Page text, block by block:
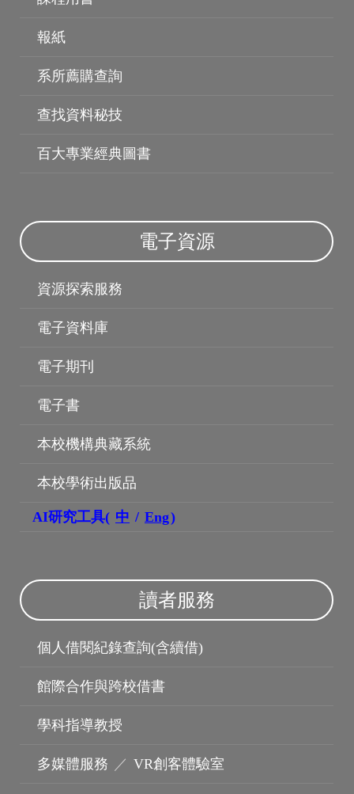
報紙
系所薦購查詢
查找資料秘技
百大專業經典圖書
電子資源
資源探索服務
電子資料庫
電子期刊
電子書
本校機構典藏系統
本校學術出版品
AI研究工具( 中 / Eng)
讀者服務
個人借閱紀錄查詢(含續借)
館際合作與跨校借書
學科指導教授
多媒體服務 ／ VR創客體驗室